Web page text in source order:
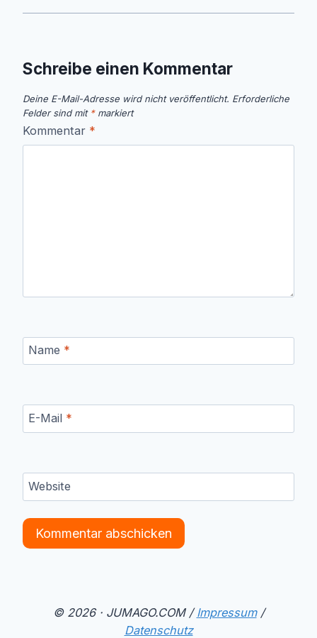
Schreibe einen Kommentar
Deine E-Mail-Adresse wird nicht veröffentlicht. Erforderliche
Felder sind mit *markiert
Kommentar *
Name *
E-Mail *
Website
© 2026 · JUMAGO.COM /Impressum/
Datenschutz